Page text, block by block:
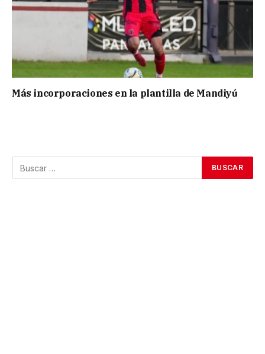
Más incorporaciones en la plantilla de Mandiyú